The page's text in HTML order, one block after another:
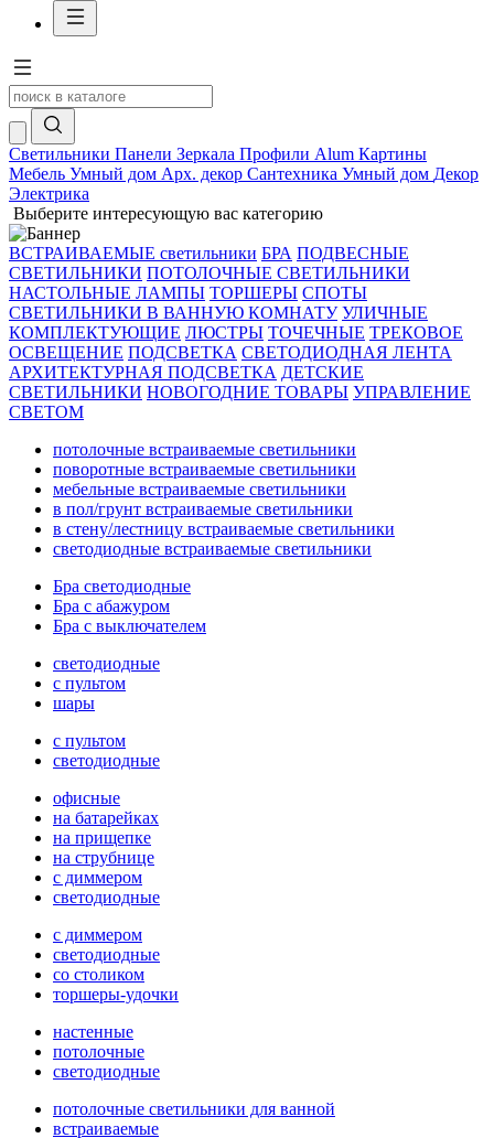
Светильники Панели Зеркала Профили Alum Картины
Мебель Умный дом Арх. декор Сантехника Умный дом Декор
Электрика
Выберите интересующую вас категорию
ВСТРАИВАЕМЫЕ светильники БРА ПОДВЕСНЫЕ
СВЕТИЛЬНИКИ ПОТОЛОЧНЫЕ СВЕТИЛЬНИКИ
НАСТОЛЬНЫЕ ЛАМПЫ ТОРШЕРЫ СПОТЫ
СВЕТИЛЬНИКИ В ВАННУЮ КОМНАТУ УЛИЧНЫЕ
КОМПЛЕКТУЮЩИЕ ЛЮСТРЫ ТОЧЕЧНЫЕ ТРЕКОВОЕ
ОСВЕЩЕНИЕ ПОДСВЕТКА СВЕТОДИОДНАЯ ЛЕНТА
АРХИТЕКТУРНАЯ ПОДСВЕТКА ДЕТСКИЕ
СВЕТИЛЬНИКИ НОВОГОДНИЕ ТОВАРЫ УПРАВЛЕНИЕ
СВЕТОМ
потолочные встраиваемые светильники
поворотные встраиваемые светильники
мебельные встраиваемые светильники
в пол/грунт встраиваемые светильники
в стену/лестницу встраиваемые светильники
светодиодные встраиваемые светильники
Бра светодиодные
Бра с абажуром
Бра с выключателем
светодиодные
с пультом
шары
с пультом
светодиодные
офисные
на батарейках
на прищепке
на струбнице
с диммером
светодиодные
с диммером
светодиодные
со столиком
торшеры-удочки
настенные
потолочные
светодиодные
потолочные светильники для ванной
встраиваемые